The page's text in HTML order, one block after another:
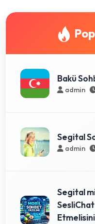
Bakü
admin
Segital
admin
Segital
SesliChat